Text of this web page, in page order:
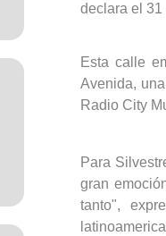
declara el
Esta calle
Avenida,
Radio City
Para
gran
tanto",